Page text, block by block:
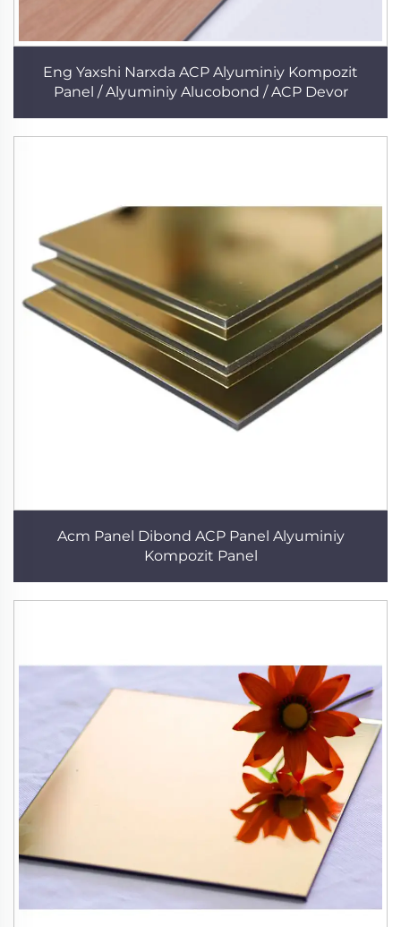
Eng Yaxshi Narxda ACP Alyuminiy Kompozit
Panel / Alyuminiy Alucobond / ACP Devor
Acm Panel Dibond ACP Panel Alyuminiy
Kompozit Panel